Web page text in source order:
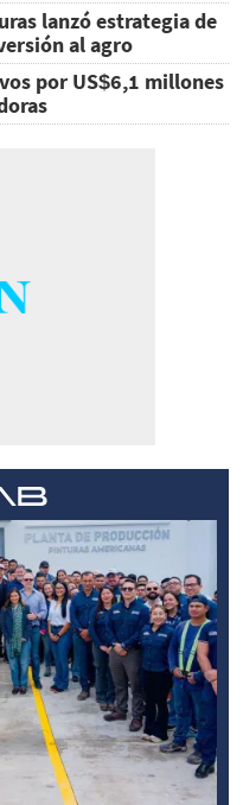
lanzó estrategia de
al agro
por US$6,1 millones